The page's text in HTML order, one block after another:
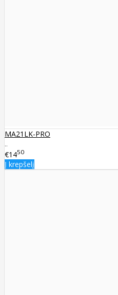
MA21LK-PRO
..
€1450
Į krepšelį